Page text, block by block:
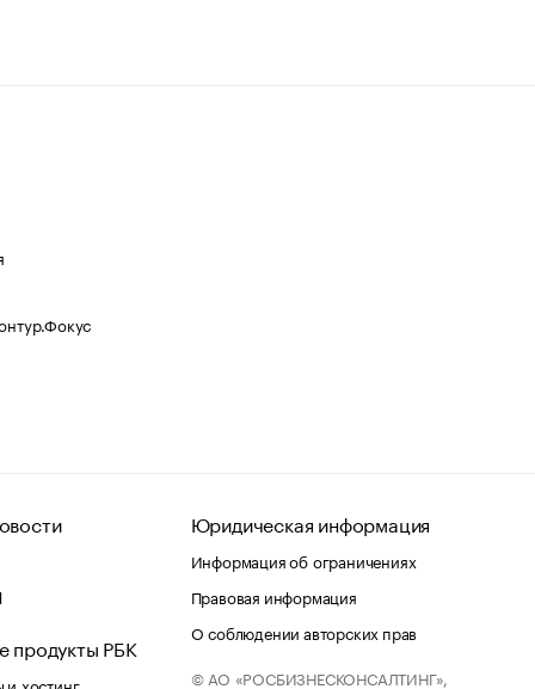
продукты РБК
хостинг
Юридическая информация
Информация об ограничениях
Правовая информация
О соблюдении авторских прав
© АО «РОСБИЗНЕСКОНСАЛТИНГ»,